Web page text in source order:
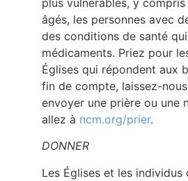
âgés, les personnes avec
des conditions de santé
médicaments. Priez pour
Églises qui répondent aux
fin de compte, laissez-
envoyer une prière ou une
allez à ncm.org/prier.
DONNER
Les Églises et les